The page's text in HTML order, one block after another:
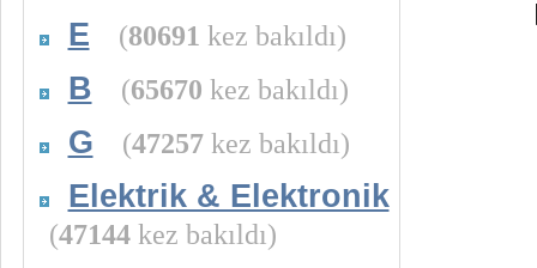
E (80691 kez bakıldı)
B (65670 kez bakıldı)
G (47257kez bakıldı)
Elektrik & Elektronik
(47144kez bakıldı)